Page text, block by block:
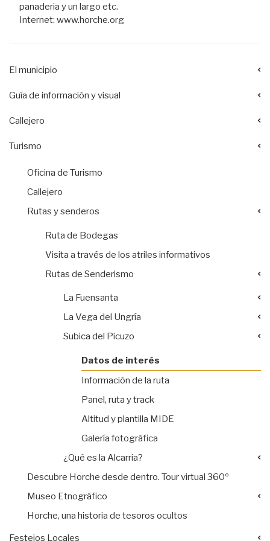
panaderia y un largo etc.
Internet: www.horche.org
El municipio
Guía de información y visual
Callejero
Turismo
Oficina de Turismo
Callejero
Rutas y senderos
Ruta de Bodegas
Visita a través de los atriles informativos
Rutas de Senderismo
La Fuensanta
La Vega del Ungría
Subica del Picuzo
Datos de interés
Información de la ruta
Panel, ruta y track
Altitud y plantilla MIDE
Galería fotográfica
¿Qué es la Alcarria?
Descubre Horche desde dentro. Tour virtual 360º
Museo Etnográfico
Horche, una historia de tesoros ocultos
Festejos Locales